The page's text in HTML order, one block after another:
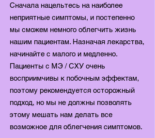
Сначала нацельтесь на наиболее
неприятные симптомы, и постепенно
мы сможем немного облегчить жизнь
нашим пациентам. Назначая лекарства,
начинайте с малого и медленно.
Пациенты с MЭ / CХУ очень
восприимчивы к побочным эффектам,
поэтому рекомендуется осторожный
подход, но мы не должны позволять
этому мешать нам делать все
возможное для облегчения симптомов.